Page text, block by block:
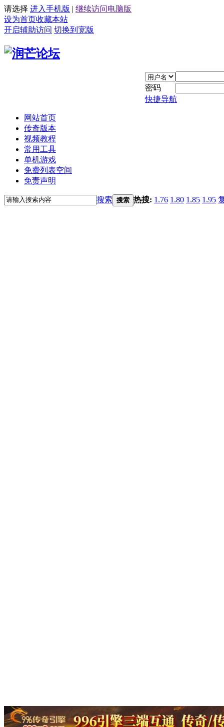
请选择 进入手机版 | 继续访问电脑版
设为首页收藏本站
开启辅助访问 切换到宽版
密码
快捷导航
网站首页
传奇版本
视频教程
常用工具
单机游戏
免费列表空间
免责声明
搜索 搜索 热搜: 1.76 1.80 1.85 1.95